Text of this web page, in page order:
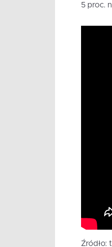
5 proc.
Źródło: